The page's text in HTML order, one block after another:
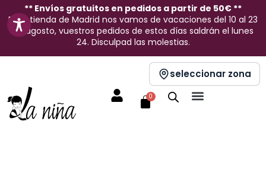
contenido
** Envíos gratuitos en pedidos a partir de 50€ **
En la tienda de Madrid nos vamos de vacaciones del 10 al 23
de agosto, vuestros pedidos de estos días saldrán el lunes
24. Disculpad las molestias.
seleccionar zona
0
Carrito